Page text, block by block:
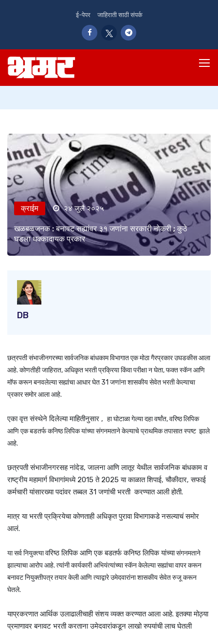
ई-पेपर जाहिराती साठी संपर्क
क्राईम २४ जुलै २०२५
खळबळजनक : बनावट सह्यांवर ३१ जणांना सरकारी नोकरी ; कुठे
घडला धक्कादायक प्रकार
DB
छत्रपती संभाजीनगरच्या सार्वजनिक बांधकाम विभागात एक मोठा गैरप्रकार उघडकीस आला
आहे. कोणतीही जाहिरात, अधिकृत भरती प्रक्रिया किंवा परीक्षा न घेता, फक्त स्कॅन आणि
मॉफ करून बनवलेल्या सह्यांचा आधार घेत 31 जणांना शासकीय सेवेत भरती केल्याचा
प्रकार समोर आला आहे.
एका वृत्त संस्थेने दिलेल्या माहितीनुसार , हा घोटाळा गेल्या दहा वर्षांत, वरिष्ठ लिपिक
आणि एक बडतर्फ कनिष्ठ लिपिक यांच्या संगनमताने केल्याचे प्राथमिक तपासात स्पष्ट झाले
आहे.
छत्रपती संभाजीनगरसह नांदेड, जालना आणि लातूर येथील सार्वजनिक बांधकाम व
राष्ट्रीय महामार्ग विभागांमध्ये 2015 ते 2025 या काळात शिपाई, चौकीदार, सफाई
कर्मचारी यांसारख्या पदांवर तब्बल 31 जणांची भरती करण्यात आली होती.
मात्र या भरती प्रक्रियेचा कोणताही अधिकृत पुरावा विभागाकडे नसल्याचं समोर
आलं.
या सर्व नियुक्त्यावरिष्ठ लिपिक आणि एक बडतर्फ कनिष्ठ लिपिक यांच्यासंगनमताने
झाल्याचा आरोप आहे. त्यांनी कार्यकारी अभियंत्यांच्या स्कॅन केलेल्या सह्यांचा वापर करून
बनावट नियुक्तीपत्र तयार केली आणि त्याद्वारे उमेदवारांना शासकीय सेवेत रुजू करून
घेतले.
याप्रकरणात आर्थिक उलाढालीचाही संशय व्यक्त करण्यात आला आहे. इतक्या मोठ्या
प्रमाणावर बनावट भरती करताना उमेदवारांकडून लाखो रुपयांची लाच घेतली